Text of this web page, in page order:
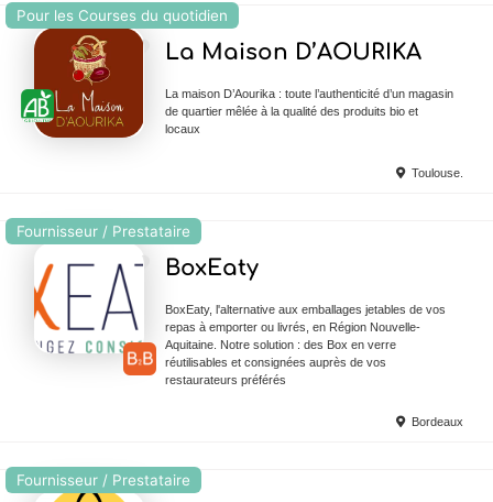
Pour les Courses du quotidien
La Maison D’AOURIKA
La maison D’Aourika : toute l’authenticité d’un magasin
de quartier mêlée à la qualité des produits bio et
locaux
Toulouse.
Fournisseur / Prestataire
BoxEaty
BoxEaty, l'alternative aux emballages jetables de vos
repas à emporter ou livrés, en Région Nouvelle-
Aquitaine. Notre solution : des Box en verre
réutilisables et consignées auprès de vos
restaurateurs préférés
Bordeaux
Fournisseur / Prestataire